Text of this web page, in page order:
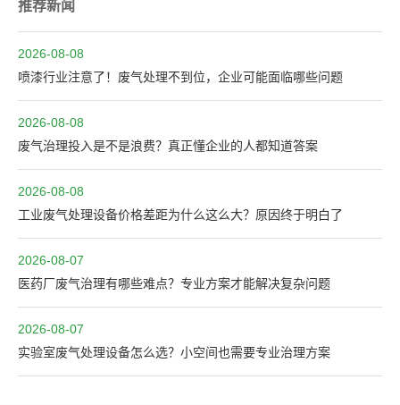
推荐新闻
2026-08-08
喷漆行业注意了！废气处理不到位，企业可能面临哪些问题
2026-08-08
废气治理投入是不是浪费？真正懂企业的人都知道答案
2026-08-08
工业废气处理设备价格差距为什么这么大？原因终于明白了
2026-08-07
医药厂废气治理有哪些难点？专业方案才能解决复杂问题
2026-08-07
实验室废气处理设备怎么选？小空间也需要专业治理方案